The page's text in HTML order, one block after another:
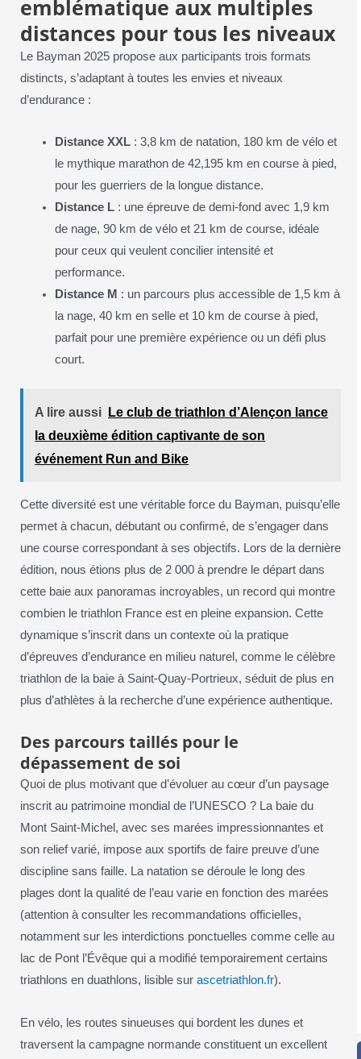
emblématique aux multiples
distances pour tous les niveaux
Le Bayman 2025 propose aux participants trois formats
distincts, s’adaptant à toutes les envies et niveaux
d’endurance :
Distance XXL : 3,8 km de natation, 180 km de vélo et
le mythique marathon de 42,195 km en course à pied,
pour les guerriers de la longue distance.
Distance L : une épreuve de demi-fond avec 1,9 km
de nage, 90 km de vélo et 21 km de course, idéale
pour ceux qui veulent concilier intensité et
performance.
Distance M : un parcours plus accessible de 1,5 km à
la nage, 40 km en selle et 10 km de course à pied,
parfait pour une première expérience ou un défi plus
court.
A lire aussi
Le club de triathlon d’Alençon lance
la deuxième édition captivante de son
événement Run and Bike
Cette diversité est une véritable force du Bayman, puisqu’elle
permet à chacun, débutant ou confirmé, de s’engager dans
une course correspondant à ses objectifs. Lors de la dernière
édition, nous étions plus de 2 000 à prendre le départ dans
cette baie aux panoramas incroyables, un record qui montre
combien le triathlon France est en pleine expansion. Cette
dynamique s’inscrit dans un contexte où la pratique
d’épreuves d’endurance en milieu naturel, comme le célèbre
triathlon de la baie à Saint-Quay-Portrieux, séduit de plus en
plus d’athlètes à la recherche d’une expérience authentique.
Des parcours taillés pour le
dépassement de soi
Quoi de plus motivant que d’évoluer au cœur d’un paysage
inscrit au patrimoine mondial de l’UNESCO ? La baie du
Mont Saint-Michel, avec ses marées impressionnantes et
son relief varié, impose aux sportifs de faire preuve d’une
discipline sans faille. La natation se déroule le long des
plages dont la qualité de l’eau varie en fonction des marées
(attention à consulter les recommandations officielles,
notamment sur les interdictions ponctuelles comme celle au
lac de Pont l’Évêque qui a modifié temporairement certains
triathlons en duathlons, lisible sur ascetriathlon.fr).
En vélo, les routes sinueuses qui bordent les dunes et
traversent la campagne normande constituent un excellent